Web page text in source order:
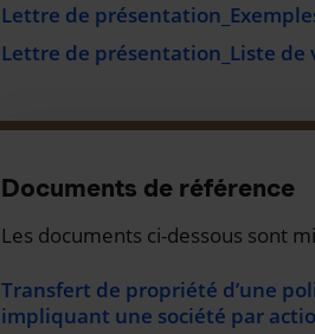
Lettre de
Lettre de présentation_Liste
Documents de référence
Les documents ci-dessous sont
Transfert de propriété d’une
impliquant une société par